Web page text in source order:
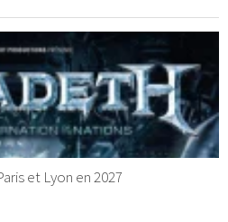
et Lyon en 2027